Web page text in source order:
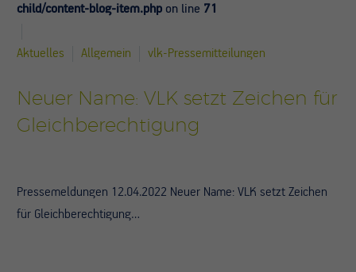
child/content-blog-item.php on line 71
Aktuelles Allgemein vlk-Pressemitteilungen
Neuer Name: VLK setzt Zeichen für
Gleichberechtigung
Pressemeldungen 12.04.2022 Neuer Name: VLK setzt Zeichen
für Gleichberechtigung…